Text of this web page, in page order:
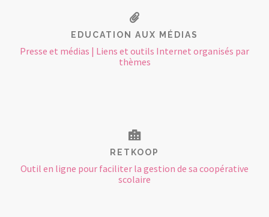
EDUCATION AUX MÉDIAS
Presse et médias | Liens et outils Internet organisés par
thèmes
RETKOOP
Outil en ligne pour faciliter la gestion de sa coopérative
scolaire